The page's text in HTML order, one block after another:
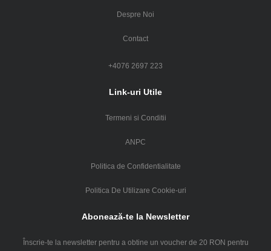
Despre Noi
Contact
+4076 2697 223
Link-uri Utile
Termeni si Conditii
ANPC
Politica de Confidentialitate
Politica De Utilizare Cookie-uri
Abonează-te la Newsletter
Înscrie-te la newsletter pentru a obtine un voucher de 20 RON pentru